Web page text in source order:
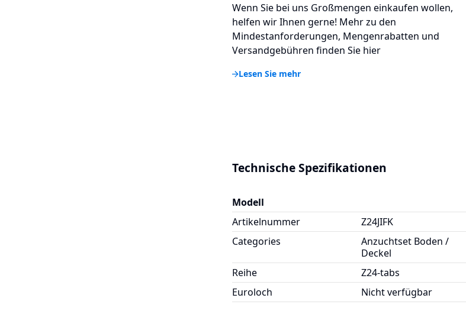
Wenn Sie bei uns Großmengen einkaufen wollen,
helfen wir Ihnen gerne! Mehr zu den
Mindestanforderungen, Mengenrabatten und
Versandgebühren finden Sie hier
Lesen Sie mehr
Technische Spezifikationen
Modell
Artikelnummer
Z24JIFK
Categories
Anzuchtset Boden /
Deckel
Reihe
Z24-tabs
Euroloch
Nicht verfügbar